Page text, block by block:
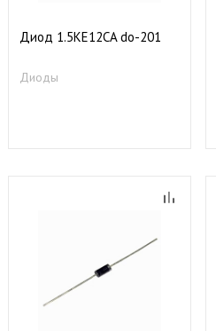
Диод 1.5KE12CA do-201
Диоды